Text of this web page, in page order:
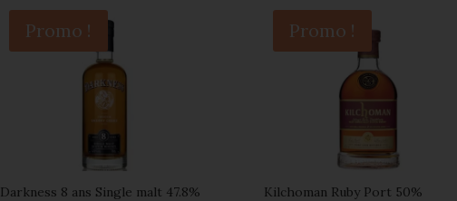
Promo !
Darkness 8 ans Single malt 47.8%
Promo !
Kilchoman Ruby Port 50%